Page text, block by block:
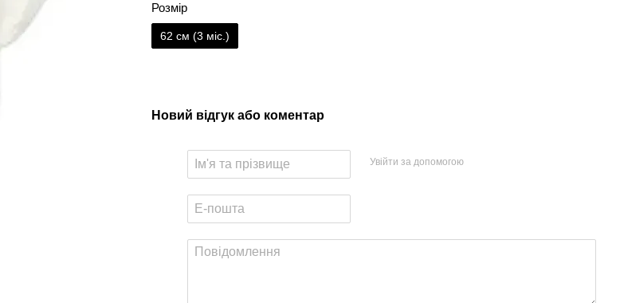
Розмір
62 см (3 мiс.)
Новий відгук або коментар
Увійти за допомогою